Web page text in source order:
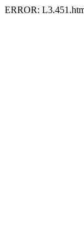
ERROR: